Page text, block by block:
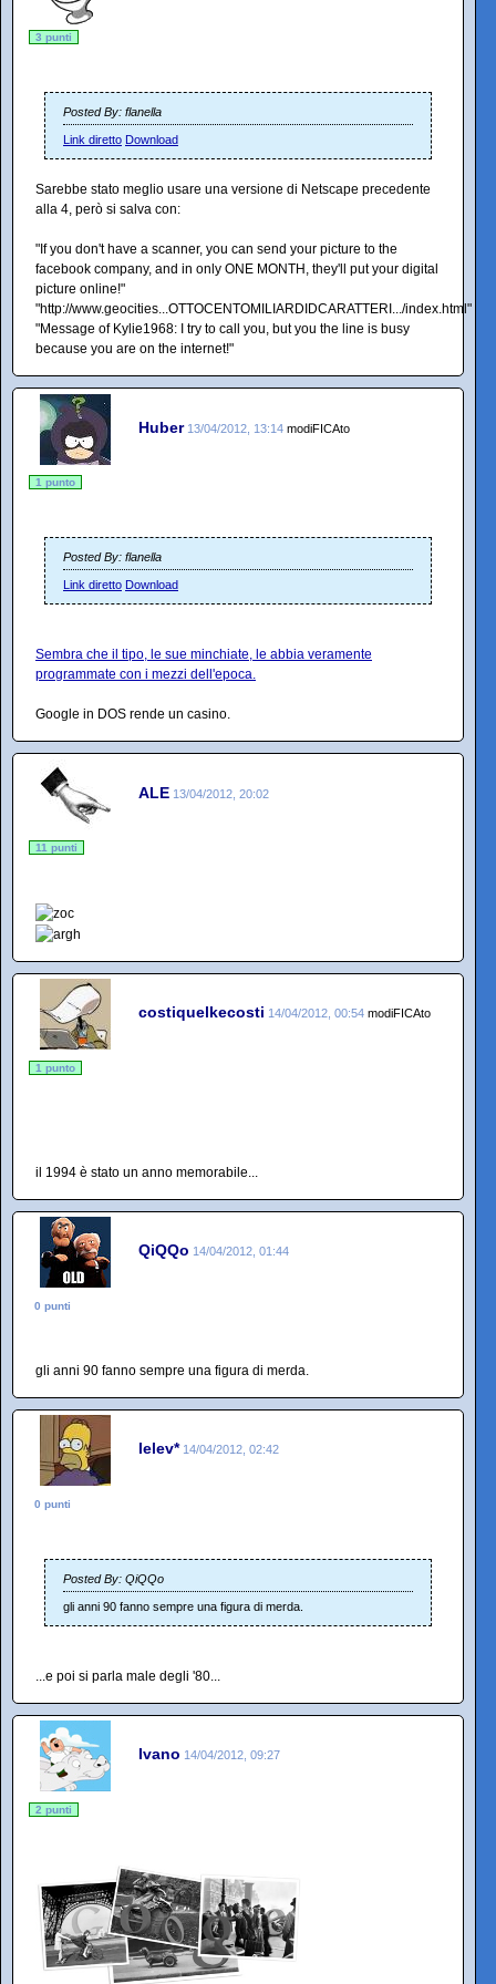
3 punti
Posted By: flanella
Link diretto Download
Sarebbe stato meglio usare una versione di Netscape precedente
alla 4, però si salva con:
"If you don't have a scanner, you can send your picture to the
facebook company, and in only ONE MONTH, they'll put your digital
picture online!"
"http://www.geocities...OTTOCENTOMILIARDIDCARATTERI.../index.html"
"Message of Kylie1968: I try to call you, but you the line is busy
because you are on the internet!"
Huber 13/04/2012, 13:14 modiFICAto
1 punto
Posted By: flanella
Link diretto Download
Sembra che il tipo, le sue minchiate, le abbia veramente
programmate con i mezzi dell'epoca.
Google in DOS rende un casino.
ALE 13/04/2012, 20:02
11 punti
costiquelkecosti 14/04/2012, 00:54 modiFICAto
1 punto
il 1994 è stato un anno memorabile...
QiQQo 14/04/2012, 01:44
0 punti
gli anni 90 fanno sempre una figura di merda.
lelev* 14/04/2012, 02:42
0 punti
Posted By: QiQQo
gli anni 90 fanno sempre una figura di merda.
...e poi si parla male degli '80...
Ivano 14/04/2012, 09:27
2 punti